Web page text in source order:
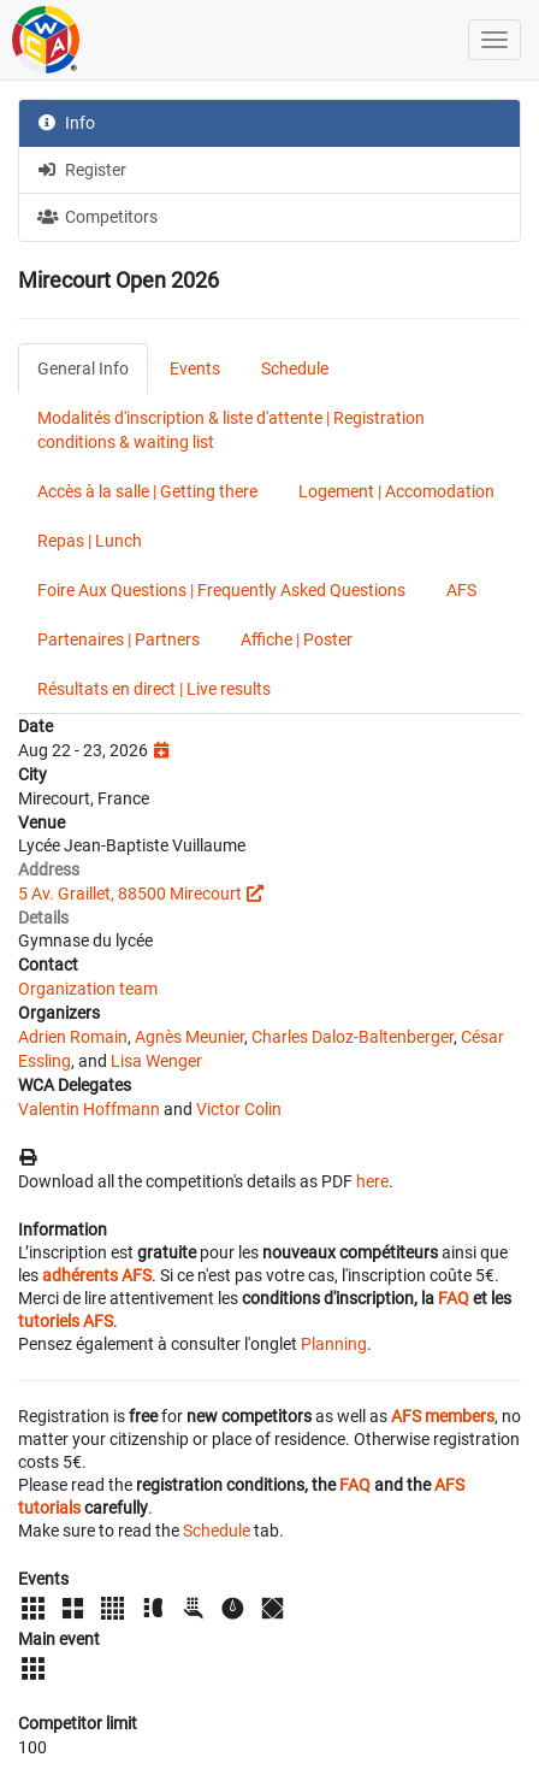
Info
Register
Competitors
Mirecourt Open 2026
General Info Events Schedule
Modalités d'inscription & liste d'attente | Registration
conditions & waiting list
Accès à la salle | Getting there Logement | Accomodation
Repas | Lunch
Foire Aux Questions | Frequently Asked Questions AFS
Partenaires | Partners Affiche | Poster
Résultats en direct | Live results
Date
Aug 22 - 23, 2026
City
Mirecourt, France
Venue
Lycée Jean-Baptiste Vuillaume
Address
5 Av. Graillet, 88500 Mirecourt
Details
Gymnase du lycée
Contact
Organization team
Organizers
Adrien Romain, Agnès Meunier, Charles Daloz-Baltenberger, César
Essling, and Lisa Wenger
WCA Delegates
Valentin Hoffmann and Victor Colin
Download all the competition's details as PDF here.
Information
L’inscription est gratuitepour les nouveaux compétiteursainsi que
lesadhérents AFS. Si ce n'est pas votre cas, l'inscription coûte 5€.
Merci de lire attentivement lesconditions d'inscription, la FAQet les
tutoriels AFS.
Pensez également à consulter l'onglet Planning.
Registration isfreefor new competitorsas well asAFS members, no
matter your citizenship or place of residence. Otherwise registration
costs 5€.
Please read the registration conditions, theFAQand theAFS
tutorialscarefully.
Make sure to read theScheduletab.
Events
Main event
Competitor limit
100